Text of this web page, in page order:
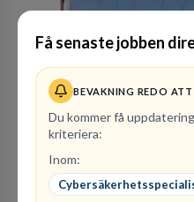
Få senaste jobben
BEVAKNING REDO
Du kommer få
kriteriera:
Inom:
ENERGI
305lediga jobb
stegen som driver dig
En av våra främsta